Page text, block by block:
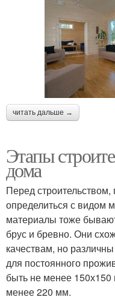
читать дальше →
Этапы
дома
Перед
определиться с видом
материалы тоже
брус и бревно. Они
качествам, но
для постоянного
быть не менее
менее 220 мм.